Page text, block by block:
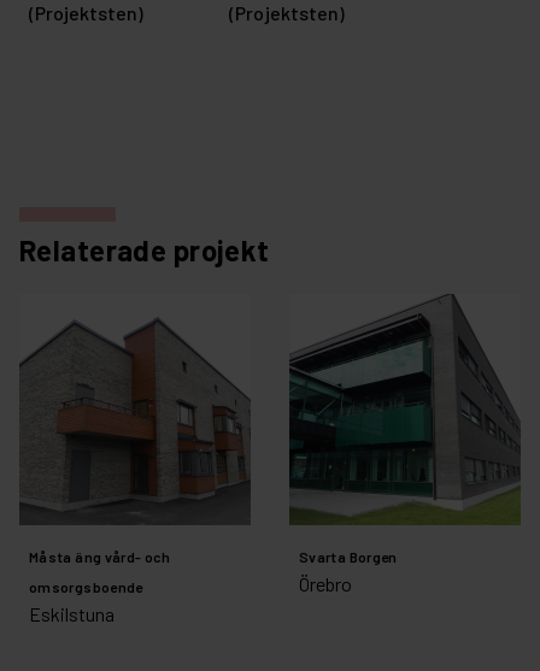
(Projektsten)
(Projektsten)
Relaterade projekt
Måsta äng vård- och
omsorgsboende
Eskilstuna
Svarta Borgen
Örebro